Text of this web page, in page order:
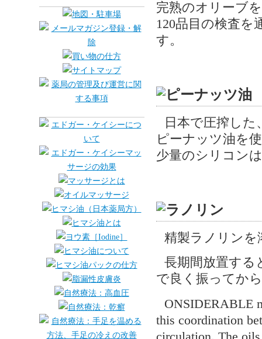
完熟のオリーブ
120品目の検査を
す。
日本で圧搾し
ピーナッツ油を
少量のシリコン
精製ラノリンを
長期間放置する
で良く振ってか
ONSIDERABLE
this coordination